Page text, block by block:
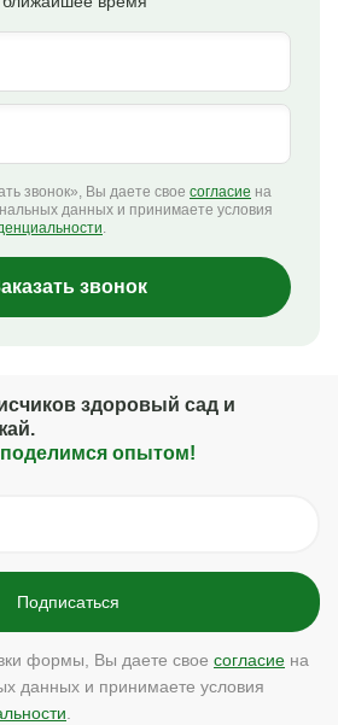
звонок», Вы даете свое согласие на
данных и принимаете условия
.
звонок
здоровый сад и
опытом!
формы, Вы даете свое согласие на
данных и принимаете условия